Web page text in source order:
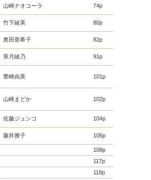
山崎ナオコーラ 74p
竹下綾美 80p
奥田亜希子 82p
章月綾乃 91p
豊崎由美 101p
山崎まどか 102p
佐藤ジュンコ 104p
藤井雅子 106p
108p
117p
118p